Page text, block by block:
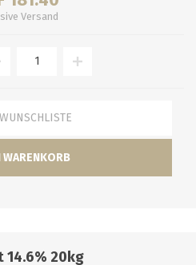
Versand
WARENKORB
14.6% 20kg